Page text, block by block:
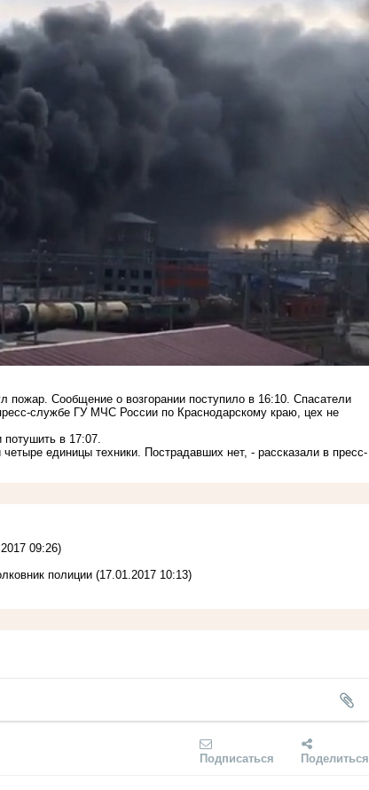
пожар. Сообщение о возгорании поступило в 16:10. Спасатели
службе ГУ МЧС России по Краснодарскому краю, цех не
в 17:07.
единицы техники. Пострадавших нет, - рассказали в пресс-
09:26)
полиции (17.01.2017 10:13)
Подписаться Поделиться